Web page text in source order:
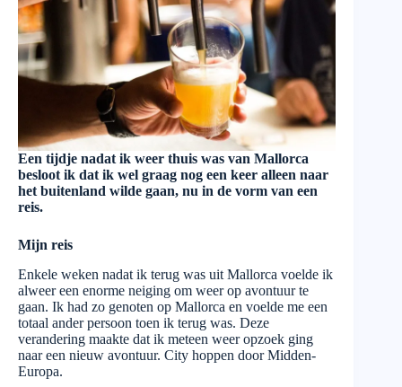
Een tijdje nadat ik weer thuis was van Mallorca
besloot ik dat ik wel graag nog een keer alleen naar
het buitenland wilde gaan, nu in de vorm van een
reis.
Mijn reis
Enkele weken nadat ik terug was uit Mallorca voelde ik
alweer een enorme neiging om weer op avontuur te
gaan. Ik had zo genoten op Mallorca en voelde me een
totaal ander persoon toen ik terug was. Deze
verandering maakte dat ik meteen weer opzoek ging
naar een nieuw avontuur. City hoppen door Midden-
Europa.